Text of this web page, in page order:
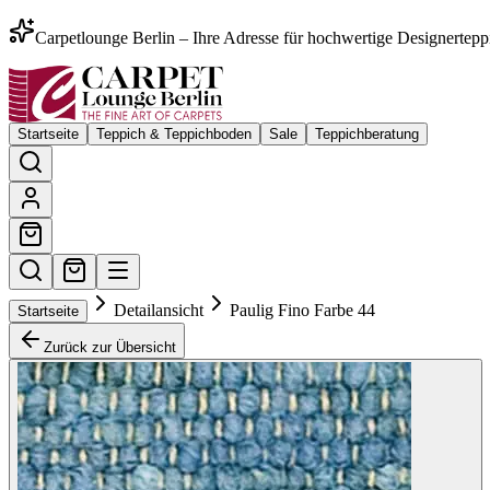
Carpetlounge Berlin – Ihre Adresse für hochwertige
Startseite Teppich & Teppichboden Sale Teppichberatung
Startseite Detailansicht Paulig Fino Farbe 44
Zurück zur Übersicht